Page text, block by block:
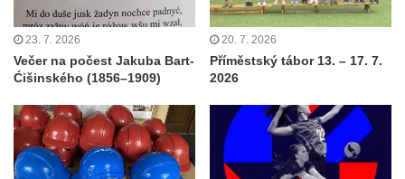
23. 7. 2026
Večer na počest Jakuba Bart-
Ćišinského (1856–1909)
20. 7. 2026
Příměstský tábor 13. – 17. 7.
2026